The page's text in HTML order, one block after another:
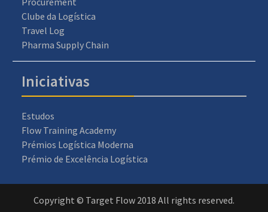
Clube da Logística
Travel Log
Pharma Supply Chain
Iniciativas
Estudos
Flow Training Academy
Prémios Logística Moderna
Prémio de Excelência Logística
Copyright © Target Flow 2018 All rights reserved.